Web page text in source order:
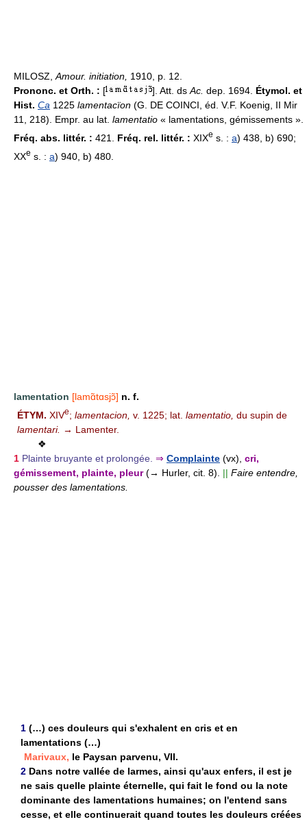
MILOSZ, Amour. initiation, 1910, p. 12.
Prononc. et Orth. : [ ]. Att. ds Ac. dep. 1694. Étymol. et
Hist. Ca 1225 lamentacïon (G. DE COINCI, éd. V.F. Koenig, II Mir
11, 218). Empr. au lat. lamentatio « lamentations, gémissements ».
Fréq. abs. littér. : 421. Fréq. rel. littér. : XIXe s. : a) 438, b) 690;
XXe s. : a) 940, b) 480.
lamentation [lamɑ̃tɑsjɔ̃] n. f.
ÉTYM. XIVe; lamentacion, v. 1225; lat. lamentatio, du supin de
lamentari. → Lamenter.
❖
1 Plainte bruyante et prolongée. ⇒ Complainte (vx), cri,
gémissement, plainte, pleur(→ Hurler, cit. 8). || Faire entendre,
pousser des lamentations.
1 (…) ces douleurs qui s'exhalent en cris et en
lamentations (…)
Marivaux, le Paysan parvenu, VII.
2 Dans notre vallée de larmes, ainsi qu'aux enfers, il est je
ne sais quelle plainte éternelle, qui fait le fond ou la note
dominante des lamentations humaines; on l'entend sans
cesse, et elle continuerait quand toutes les douleurs créées